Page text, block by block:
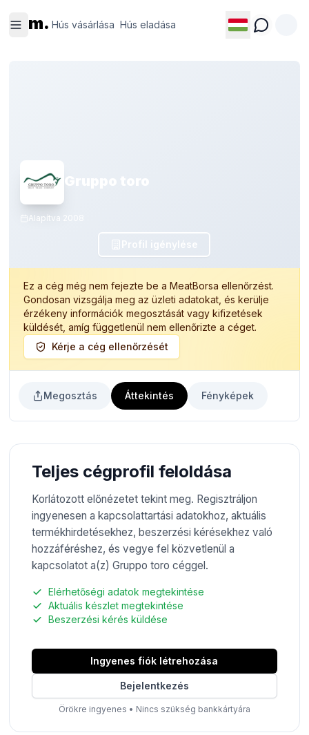
m. Hús vásárlása Hús eladása
vásárlása eladása
Gruppo toro
Alapítva 2008
Profil igénylése
Ez a cég még nem fejezte be a MeatBorsa ellenőrzést.
Gondosan vizsgálja meg az üzleti adatokat, és kerülje
érzékeny információk megosztását vagy kifizetések
küldését, amíg függetlenül nem ellenőrizte a céget.
Kérje a cég ellenőrzését
Megosztás Áttekintés Fényképek
Teljes cégprofil feloldása
Korlátozott előnézetet tekint meg. Regisztráljon
ingyenesen a kapcsolattartási adatokhoz, aktuális
termékhirdetésekhez, beszerzési kérésekhez való
hozzáféréshez, és vegye fel közvetlenül a
kapcsolatot a(z) Gruppo toro céggel.
Elérhetőségi adatok megtekintése
Aktuális készlet megtekintése
Beszerzési kérés küldése
Ingyenes fiók létrehozása
Bejelentkezés
Örökre ingyenes • Nincs szükség bankkártyára